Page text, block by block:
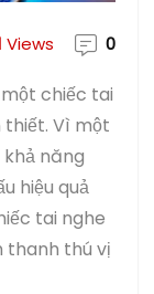
Views 0
chiếc tai
Vì một
năng
hiệu quả
tai nghe
thanh thú vị